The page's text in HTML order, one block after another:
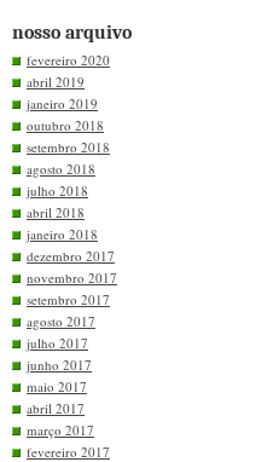
nosso arquivo
fevereiro 2020
abril 2019
janeiro 2019
outubro 2018
setembro 2018
agosto 2018
julho 2018
abril 2018
janeiro 2018
dezembro 2017
novembro 2017
setembro 2017
agosto 2017
julho 2017
junho 2017
maio 2017
abril 2017
março 2017
fevereiro 2017